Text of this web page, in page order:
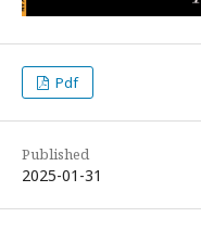
Pdf
Published
2025-01-31